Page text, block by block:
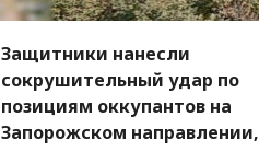
Защитники нанесли
сокрушительный удар по
позициям оккупантов на
Запорожском направлении,